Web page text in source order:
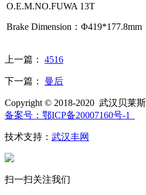
O.E.M.NO.FUWA 13T
Brake Dimension：Φ419*177.8mm
上一篇： 4516
下一篇： 曼后
Copyright © 2018-2020 武汉贝莱
备案号：鄂ICP备20007160号-1
技术支持： 武汉丰网
扫一扫关注我们